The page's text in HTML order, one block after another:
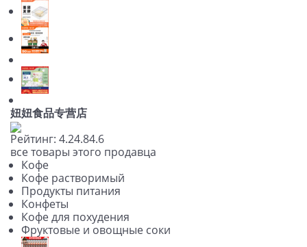
妞妞食品专营店
Рейтинг: 4.24.84.6
все товары этого продавца
Кофе
Кофе растворимый
Продукты питания
Конфеты
Кофе для похудения
Фруктовые и овощные соки